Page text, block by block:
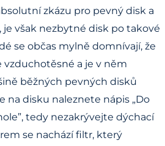
zkázu pro pevný disk a
je však nezbytné disk po takové
se občas mylně domnívají, že
a je v něm
běžných pevných disků
na disku naleznete nápis „Do
tedy nezakrývejte dýchací
se nachází filtr, který